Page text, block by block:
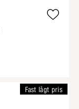
Fast lågt pris